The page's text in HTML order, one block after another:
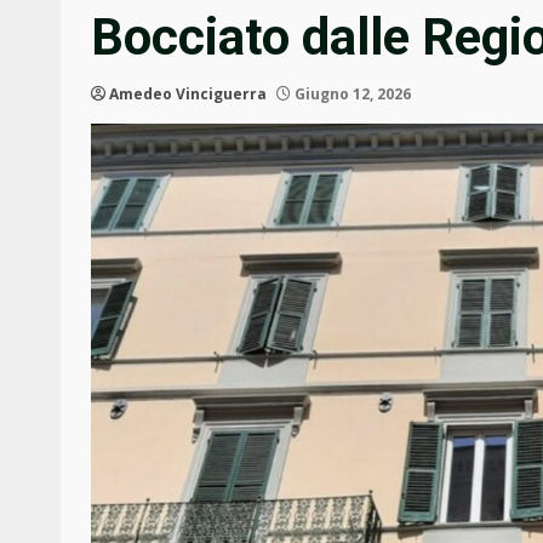
Bocciato dalle
Amedeo Vinciguerra Giugno 12, 2026